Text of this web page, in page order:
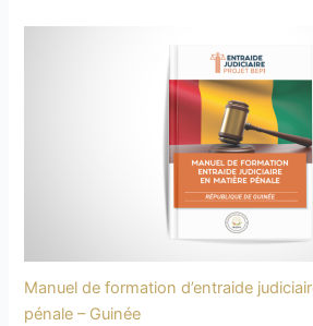
Manuel de formation d’entraide
pénale – Guinée